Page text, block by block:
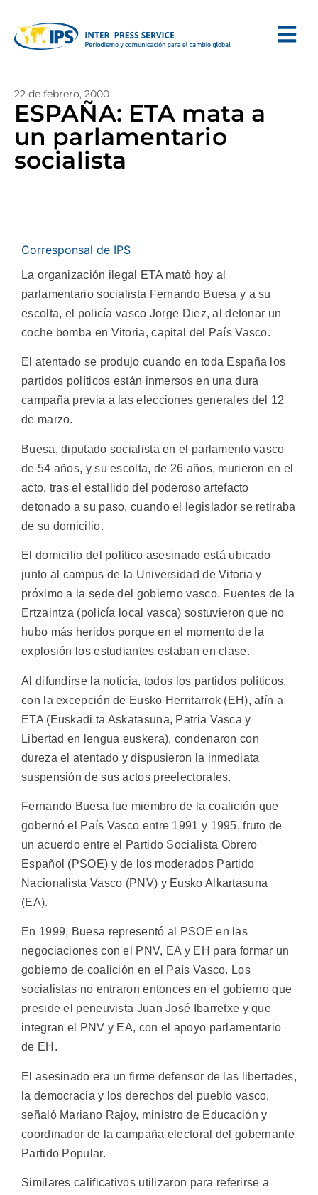
22 de febrero, 2000
ESPAÑA: ETA mata a
un parlamentario
socialista
Corresponsal de IPS
La organización ilegal ETA mató hoy al
parlamentario socialista Fernando Buesa y a su
escolta, el policía vasco Jorge Diez, al detonar un
coche bomba en Vitoria, capital del País Vasco.
El atentado se produjo cuando en toda España los
partidos políticos están inmersos en una dura
campaña previa a las elecciones generales del 12
de marzo.
Buesa, diputado socialista en el parlamento vasco
de 54 años, y su escolta, de 26 años, murieron en el
acto, tras el estallido del poderoso artefacto
detonado a su paso, cuando el legislador se retiraba
de su domicilio.
El domicilio del político asesinado está ubicado
junto al campus de la Universidad de Vitoria y
próximo a la sede del gobierno vasco. Fuentes de la
Ertzaintza (policía local vasca) sostuvieron que no
hubo más heridos porque en el momento de la
explosión los estudiantes estaban en clase.
Al difundirse la noticia, todos los partidos políticos,
con la excepción de Eusko Herritarrok (EH), afín a
ETA (Euskadi ta Askatasuna, Patria Vasca y
Libertad en lengua euskera), condenaron con
dureza el atentado y dispusieron la inmediata
suspensión de sus actos preelectorales.
Fernando Buesa fue miembro de la coalición que
gobernó el País Vasco entre 1991 y 1995, fruto de
un acuerdo entre el Partido Socialista Obrero
Español (PSOE) y de los moderados Partido
Nacionalista Vasco (PNV) y Eusko Alkartasuna
(EA).
En 1999, Buesa representó al PSOE en las
negociaciones con el PNV, EA y EH para formar un
gobierno de coalición en el País Vasco. Los
socialistas no entraron entonces en el gobierno que
preside el peneuvista Juan José Ibarretxe y que
integran el PNV y EA, con el apoyo parlamentario
de EH.
El asesinado era un firme defensor de las libertades,
la democracia y los derechos del pueblo vasco,
señaló Mariano Rajoy, ministro de Educación y
coordinador de la campaña electoral del gobernante
Partido Popular.
Similares calificativos utilizaron para referirse a